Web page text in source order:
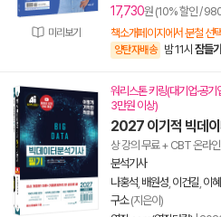
미리보기
17,730원 (10% 할인 /
책소개페이지에서 분철 선
양탄자배송 밤 11시 잠들
워리스톤 키링(대기업·공기
3만원 이상)
2027 이기적 빅데이
상 강의 무료 + CBT 온라
분석기사
나홍석 배원성 이건길 이
구소(지은이)